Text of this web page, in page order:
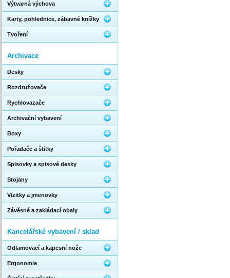
Výtvarná výchova
Karty, pohlednice, zábavné knížky
Tvoření
Archivace
Desky
Rozdružovače
Rychlovazače
Archivační vybavení
Boxy
Pořadače a štítky
Spisovky a spisové desky
Stojany
Vizitky a jmenovky
Závěsné a zakládací obaly
Kancelářské vybavení / sklad
Odlamovací a kapesní nože
Ergonomie